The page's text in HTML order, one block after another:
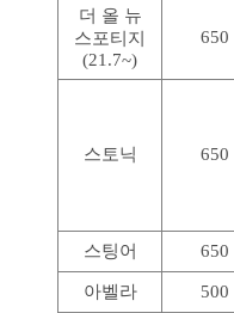
더 올 뉴
스포티지
(21.7~)
650
스토닉 650
스팅어 650
아벨라 500